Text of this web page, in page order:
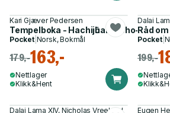
Kari Gjæver Pedersen
Tempelboka - Hachijῡhakkasho-
Pocket| Norsk, Bokmål
179,-163,-
Nettlager
Klikk&Hent
Dalai
Råd
Pocket|
199,-
Dalai Lama XIV, Nicholas Vreeland Eugen